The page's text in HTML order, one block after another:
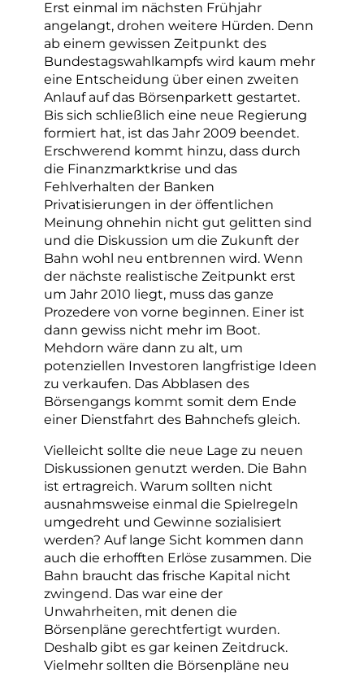
Erst einmal im nächsten Frühjahr
angelangt, drohen weitere Hürden. Denn
ab einem gewissen Zeitpunkt des
Bundestagswahlkampfs wird kaum mehr
eine Entscheidung über einen zweiten
Anlauf auf das Börsenparkett gestartet.
Bis sich schließlich eine neue Regierung
formiert hat, ist das Jahr 2009 beendet.
Erschwerend kommt hinzu, dass durch
die Finanzmarktkrise und das
Fehlverhalten der Banken
Privatisierungen in der öffentlichen
Meinung ohnehin nicht gut gelitten sind
und die Diskussion um die Zukunft der
Bahn wohl neu entbrennen wird. Wenn
der nächste realistische Zeitpunkt erst
um Jahr 2010 liegt, muss das ganze
Prozedere von vorne beginnen. Einer ist
dann gewiss nicht mehr im Boot.
Mehdorn wäre dann zu alt, um
potenziellen Investoren langfristige Ideen
zu verkaufen. Das Abblasen des
Börsengangs kommt somit dem Ende
einer Dienstfahrt des Bahnchefs gleich.
Vielleicht sollte die neue Lage zu neuen
Diskussionen genutzt werden. Die Bahn
ist ertragreich. Warum sollten nicht
ausnahmsweise einmal die Spielregeln
umgedreht und Gewinne sozialisiert
werden? Auf lange Sicht kommen dann
auch die erhofften Erlöse zusammen. Die
Bahn braucht das frische Kapital nicht
zwingend. Das war eine der
Unwahrheiten, mit denen die
Börsenpläne gerechtfertigt wurden.
Deshalb gibt es gar keinen Zeitdruck.
Vielmehr sollten die Börsenpläne neu